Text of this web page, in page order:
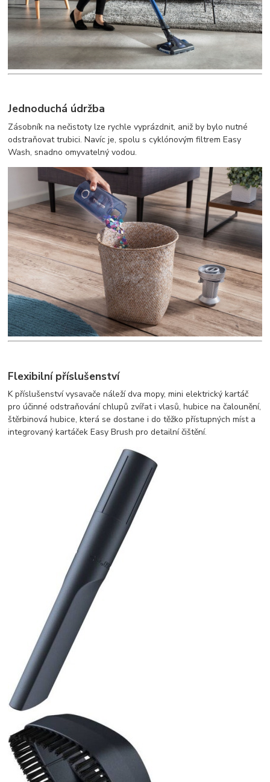
Jednoduchá údržba
Zásobník na nečistoty lze rychle vyprázdnit, aniž by bylo nutné
odstraňovat trubici. Navíc je, spolu s cyklónovým filtrem Easy
Wash, snadno omyvatelný vodou.
Flexibilní příslušenství
K příslušenství vysavače náleží dva mopy, mini elektrický kartáč
pro účinné odstraňování chlupů zvířat i vlasů, hubice na čalounění,
štěrbinová hubice, která se dostane i do těžko přístupných míst a
integrovaný kartáček Easy Brush pro detailní čištění.